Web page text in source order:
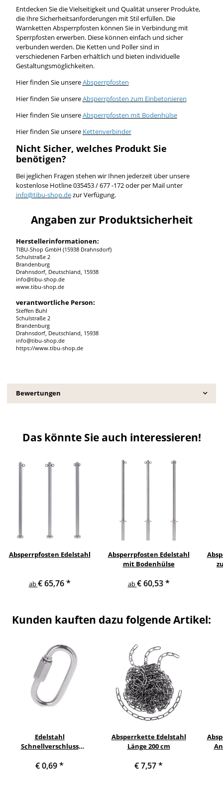
Entdecken Sie die Vielseitigkeit und Qualität unserer Produkte,
die Ihre Sicherheitsanforderungen mit Stil erfüllen. Die
Warnketten Absperrpfosten können Sie in Verbindung mit
Sperrpfosten erwerben. Diese können einfach und sicher
verbunden werden. Die Ketten und Poller sind in
verschiedenen Farben erhältlich und bieten individuelle
Gestaltungsmöglichkeiten.
Hier finden Sie unsereAbsperrpfosten
Hier finden Sie unsereAbsperrpfosten zum Einbetonieren
Hier finden Sie unsereAbsperrpfosten mit Bodenhülse
Hier finden Sie unsere Kettenverbinder
Nicht Sicher, welches Produkt Sie
benötigen?
Bei jeglichen Fragen stehen wir Ihnen jederzeit über unsere
kostenlose Hotline 035453 / 677 -172 oder per Mail unter
info@tibu-shop.dezur Verfügung.
Angaben zur Produktsicherheit
Herstellerinformationen:
TIBU-Shop GmbH (15938 Drahnsdorf)
Schulstraße 2
Brandenburg
Drahnsdorf, Deutschland, 15938
info@tibu-shop.de
www.tibu-shop.de
verantwortliche Person:
Steffen Buhl
Schulstraße 2
Brandenburg
Drahnsdorf, Deutschland, 15938
info@tibu-shop.de
https://www.tibu-shop.de
Bewertungen
Das könnte Sie auch interessieren!
Absperrpfosten Edelstahl
ab€ 65,76*
Absperrpfosten Edelstahl
mit Bodenhülse
ab€ 60,53*
Kunden kauften dazu folgende Artikel:
Edelstahl
Schnellverschluss
€ 0,69*
Absperrkette Edelstahl
Länge 200 cm
€ 7,57*